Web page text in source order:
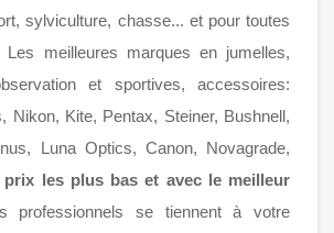
sylviculture, chasse... et pour toutes
Les meilleures marques en jumelles,
et sportives, accessoires:
Nikon, Kite, Pentax, Steiner, Bushnell,
Luna Optics, Canon, Novagrade,
prix les plus bas et avec le meilleur
professionnels se tiennent à votre